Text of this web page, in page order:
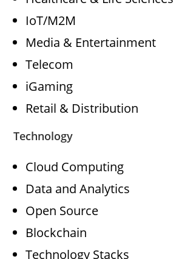
IoT/M2M
Media & Entertainment
Telecom
iGaming
Retail & Distribution
Technology
Cloud Computing
Data and Analytics
Open Source
Blockchain
Technology Stacks